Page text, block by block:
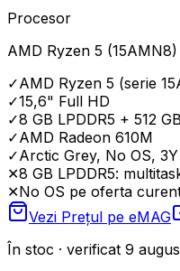
Procesor
AMD Ryzen 5 (15AMN8)
✓AMD Ryzen 5 (serie
✓15,6" Full HD
✓8 GB LPDDR5 + 512
✓AMD Radeon 610M
✓Arctic Grey, No OS,
✕8 GB LPDDR5:
✕No OS pe oferta
Vezi Prețul pe eMAG
În stoc · verificat 9